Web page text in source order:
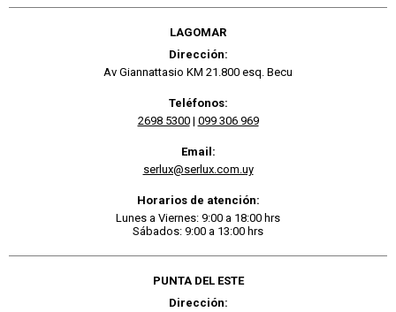
LAGOMAR
Dirección:
Av Giannattasio KM 21.800 esq. Becu
Teléfonos:
2698 5300| 099 306 969
Email:
serlux@serlux.com.uy
Horarios de atención:
Lunes a Viernes: 9:00 a 18:00 hrs
Sábados: 9:00 a 13:00 hrs
PUNTA DEL ESTE
Dirección: